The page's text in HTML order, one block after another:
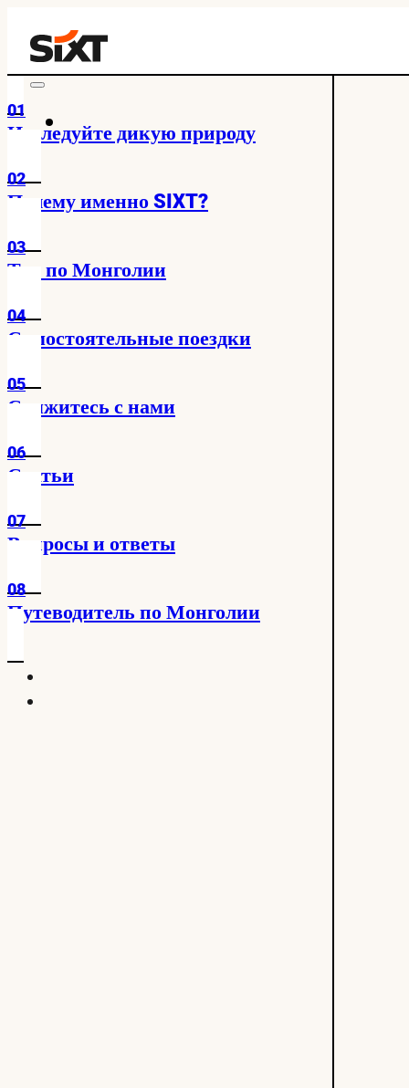
01
Исследуйте дикую природу
02
Почему именно SIXT?
03
Тур по Монголии
04
Самостоятельные поездки
05
Свяжитесь с нами
06
Статьи
07
Вопросы и ответы
08
Путеводитель по Монголии